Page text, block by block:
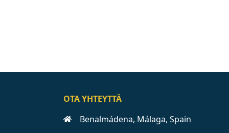
OTA YHTEYTTÄ
Benalmádena, Málaga, Spain